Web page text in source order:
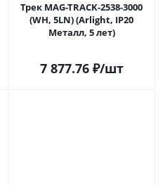
Трек MAG-TRACK-2538-3000
(WH, 5LN) (Arlight, IP20
Металл, 5 лет)
7 877.76₽/шт